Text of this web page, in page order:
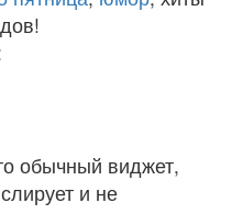
обычный виджет,
и не